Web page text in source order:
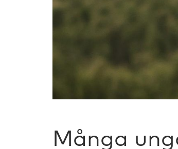
Många